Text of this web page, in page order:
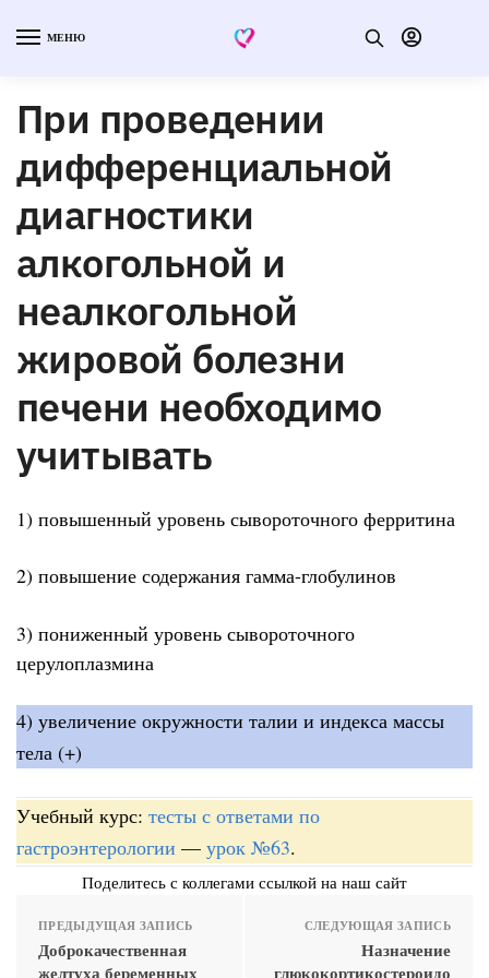
МЕНЮ
При проведении
дифференциальной
диагностики
алкогольной и
неалкогольной
жировой болезни
печени необходимо
учитывать
1) повышенный уровень сывороточного ферритина
2) повышение содержания гамма-глобулинов
3) пониженный уровень сывороточного
церулоплазмина
4) увеличение окружности талии и индекса массы
тела (+)
Учебный курс: тесты с ответами по
гастроэнтерологии — урок №63.
Поделитесь с коллегами ссылкой на наш сайт
ПРЕДЫДУЩАЯ ЗАПИСЬ
Доброкачественная
желтуха беременных
СЛЕДУЮЩАЯ ЗАПИСЬ
Назначение
глюкокортикостероидо